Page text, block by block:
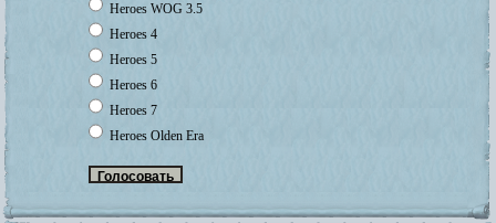
Heroes WOG 3.5
Heroes 4
Heroes 5
Heroes 6
Heroes 7
Heroes Olden Era